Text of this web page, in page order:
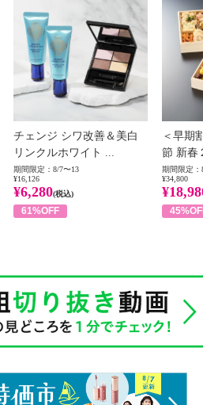
チェンジ シワ改善＆美白
リンクルホワイト ...
期間限定：8/7〜13
¥16,126
¥6,280(税込)
61%OFF
＜早期
節 新春
期間限定：
¥34,800